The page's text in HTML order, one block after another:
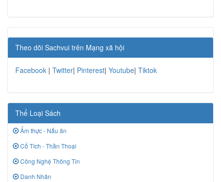
Theo dõi Sachvui trên Mạng xã hội
Facebook | Twitter| Pinterest| Youtube| Tiktok
Thể Loại Sách
Ẩm thực - Nấu ăn
Cổ Tích - Thần Thoại
Công Nghệ Thông Tin
Danh Nhân